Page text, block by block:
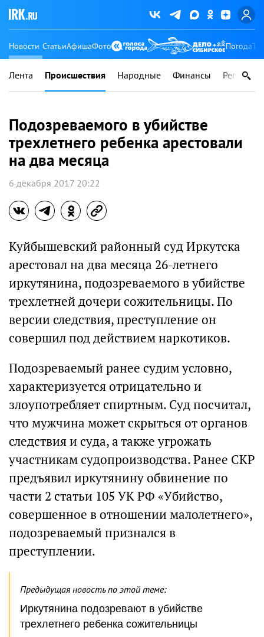
Новости СтатьиАфишаФото Погода
Лента Происшествия Народные Финансы Регионы
Подозреваемого в убийстве
трехлетнего ребенка арестовали
на два месяца
6 декабря 2017 20:22
Куйбышевский районный суд Иркутска
арестовал на два месяца 26-летнего
иркутянина, подозреваемого в убийстве
трехлетней дочери сожительницы. По
версии следствия, преступление он
совершил под действием наркотиков.
Подозреваемый ранее судим условно,
характеризуется отрицательно и
злоупотребляет спиртным. Суд посчитал,
что мужчина может скрыться от органов
следствия и суда, а также угрожать
участникам судопроизводства. Ранее СКР
предъявил иркутянину обвинение по
части 2 статьи 105 УК РФ «Убийство,
совершенное в отношении малолетнего»,
подозреваемый признался в
преступлении.
Предыдущая новость по этой теме:
Иркутянина подозревают в убийстве
трехлетнего ребенка сожительницы